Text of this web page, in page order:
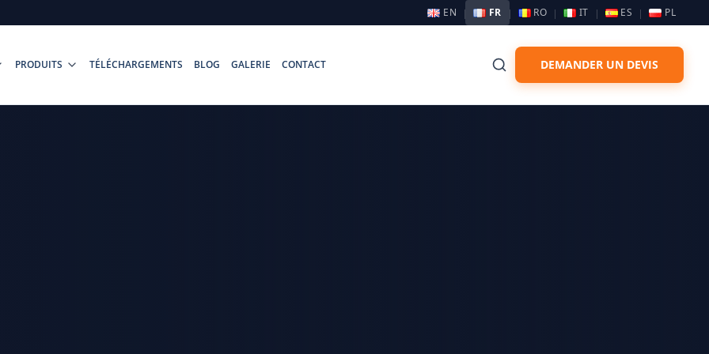
EN FR RO IT ES PL
PRODUITS TÉLÉCHARGEMENTS BLOG GALERIE CONTACT DEMANDER UN DEVIS